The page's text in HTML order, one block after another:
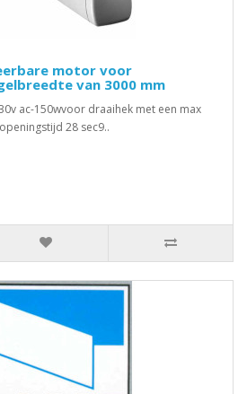
motor voor
van 3000 mm
ac-150wvoor draaihek met een max
28 sec9..